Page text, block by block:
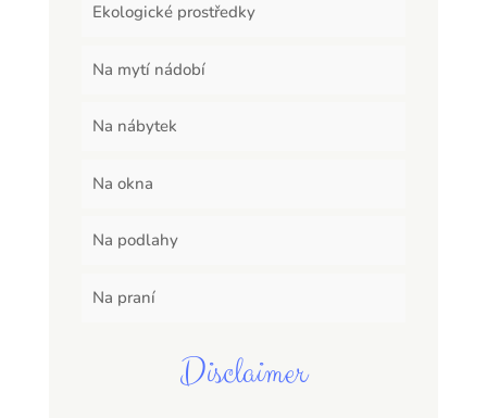
Ekologické prostředky
Na mytí nádobí
Na nábytek
Na okna
Na podlahy
Na praní
Disclaimer